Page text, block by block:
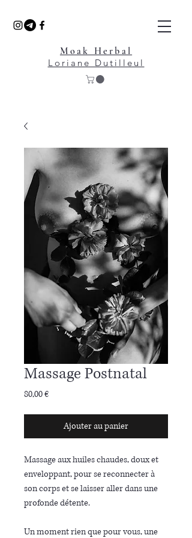
Moak Herbal
Loriane Dutilleul
Massage Postnatal
80,00 €Prix
Ajouter au panier
Massage aux huiles chaudes, doux et
enveloppant, pour se reconnecter à
son corps et se laisser aller dans une
profonde détente.
Un moment rien que pour vous, une